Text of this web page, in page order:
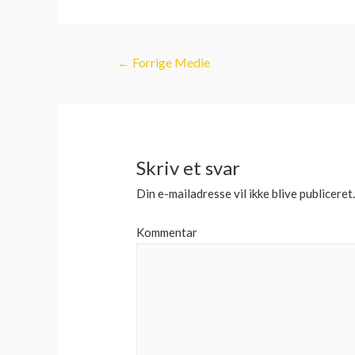
← Forrige Medie
Skriv et svar
Din e-mailadresse vil ikke blive publiceret.
Kommentar